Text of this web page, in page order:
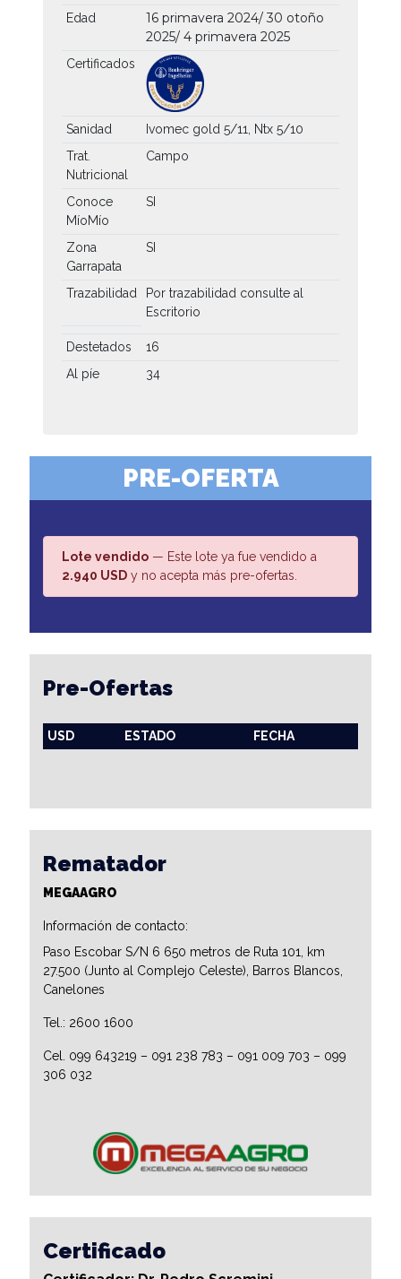
Edad
16 primavera 2024/ 30 otoño
2025/ 4 primavera 2025
Certificados
Sanidad
Ivomec gold 5/11, Ntx 5/10
Trat.
Nutricional
Campo
Conoce
MíoMío
SI
Zona
Garrapata
SI
Trazabilidad
Por trazabilidad consulte al
Escritorio
Destetados
16
Al píe
34
PRE-OFERTA
Lote vendido — Este lote ya fue vendido a
2.940 USD y no acepta más pre-ofertas.
Pre-Ofertas
USD ESTADO FECHA
Rematador
MEGAAGRO
Información de contacto:
Paso Escobar S/N 6 650 metros de Ruta 101, km
27.500 (Junto al Complejo Celeste), Barros Blancos,
Canelones
Tel.: 2600 1600
Cel. 099 643219 – 091 238 783 – 091 009 703 – 099
306 032
Certificado